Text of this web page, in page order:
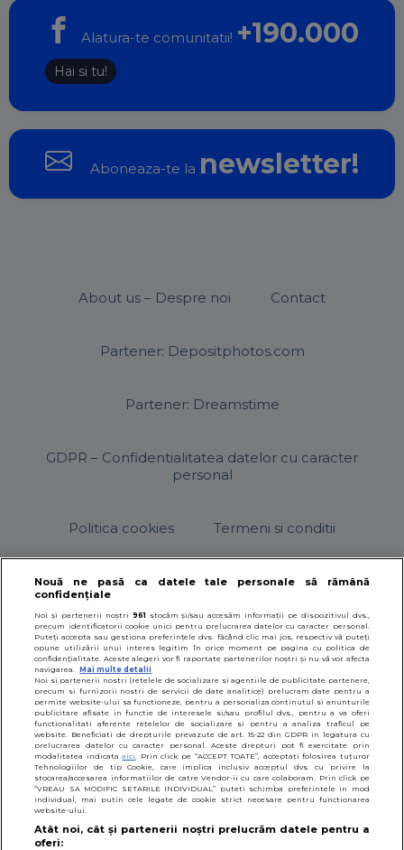
Alatura-te comunitatii! +190.000
Hai si tu!
Aboneaza-te la newsletter!
About us – Despre noi Contact
Partener: Depositphotos.com
Partener: Dreamstime
GDPR – Confidentialitatea datelor cu caracter
personal
Politica cookies Termeni si conditii
© 2026SfatulParintilor.ro
Nouă ne pasă ca datele tale personale să rămână
confidențiale
Noi și partenerii noștri 961 stocăm și/sau accesăm informații pe dispozitivul dvs.,
precum identificatorii cookie unici pentru prelucrarea datelor cu caracter personal.
Puteți accepta sau gestiona preferințele dvs. făcând clic mai jos, respectiv vă puteți
opune utilizării unui interes legitim în orice moment pe pagina cu politica de
confidențialitate. Aceste alegeri vor fi raportate partenerilor noștri și nu vă vor afecta
navigarea. Mai multe detalii
Noi si partenerii nostri (retelele de socializare si agentiile de publicitate partenere,
precum si furnizorii nostri de servicii de date analitice) prelucram date pentru a
permite website-ului sa functioneze, pentru a personaliza continutul si anunturile
publicitare afisate in functie de interesele si/sau profilul dvs., pentru a va oferi
functionalitati aferente retelelor de socializare si pentru a analiza traficul pe
website. Beneficiati de drepturile prevazute de art. 15-22 din GDPR in legatura cu
prelucrarea datelor cu caracter personal. Aceste drepturi pot fi exercitate prin
modalitatea indicataaici. Prin click pe “ACCEPT TOATE”, acceptati folosirea tuturor
Tehnologiilor de tip Cookie, care implica inclusiv acceptul dvs. cu privire la
stocarea/accesarea informatiilor de catre Vendor-ii cu care colaboram. Prin click pe
“VREAU SA MODIFIC SETARILE INDIVIDUAL” puteti schimba preferintele in mod
individual, mai putin cele legate de cookie strict necesare pentru functionarea
website-ului.
Atât noi, cât și partenerii noștri prelucrăm datele pentru a
oferi: